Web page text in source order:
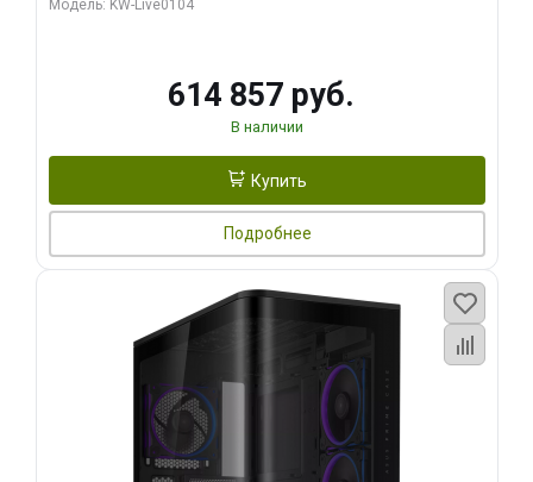
Модель: KW-Live0104
614 857 руб.
В наличии
Купить
Подробнее